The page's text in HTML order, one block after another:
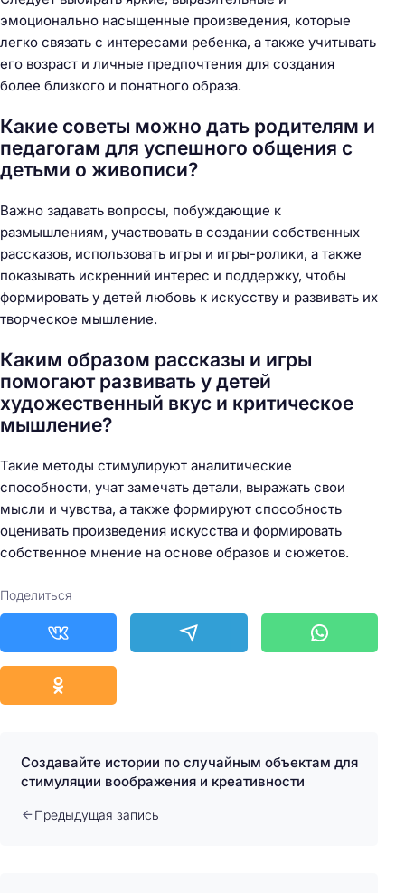
эмоционально насыщенные произведения, которые
легко связать с интересами ребенка, а также учитывать
его возраст и личные предпочтения для создания
более близкого и понятного образа.
Какие советы можно дать родителям и
педагогам для успешного общения с
детьми о живописи?
Важно задавать вопросы, побуждающие к
размышлениям, участвовать в создании собственных
рассказов, использовать игры и игры-ролики, а также
показывать искренний интерес и поддержку, чтобы
формировать у детей любовь к искусству и развивать их
творческое мышление.
Каким образом рассказы и игры
помогают развивать у детей
художественный вкус и критическое
мышление?
Такие методы стимулируют аналитические
способности, учат замечать детали, выражать свои
мысли и чувства, а также формируют способность
оценивать произведения искусства и формировать
собственное мнение на основе образов и сюжетов.
Поделиться
Создавайте истории по случайным объектам для
стимуляции воображения и креативности
Предыдущая запись